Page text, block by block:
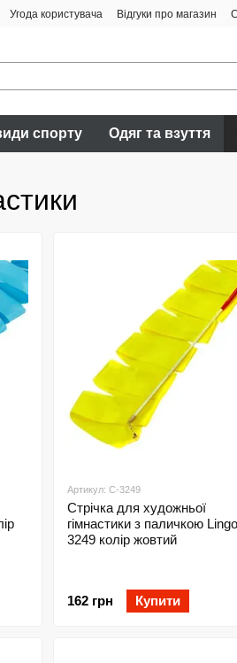
Угода користувача Відгуки про магазин
спорту Одяг та взуття
Артикул: C-3249
Стрічка для художньої
гімнастики з паличкою
3249 колір жовтий
162 грн Купити